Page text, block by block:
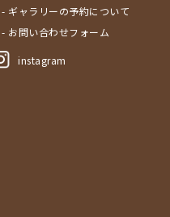
- ギャラリーの予約について
- お問い合わせフォーム
instagram